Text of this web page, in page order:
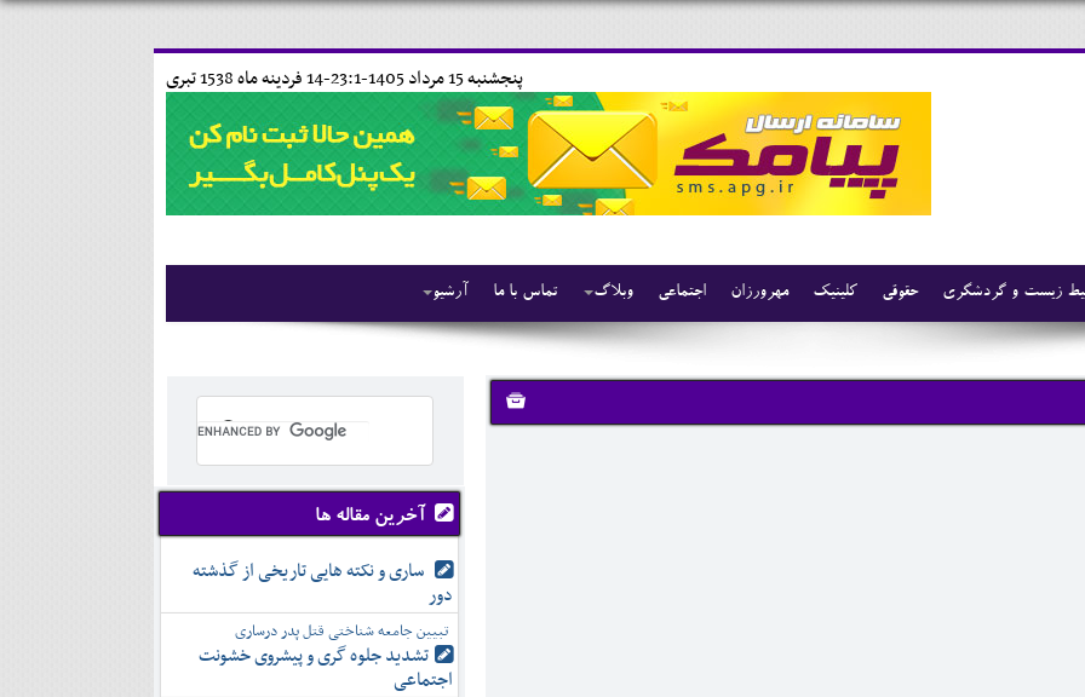
14 فردينه ماه 1538 تبری پنجشنبه 15 مرداد 1405-23:1-
آرشیو تماس با ما وبلاگ اجتماعی مهرورزان کلینیک حقوقی زیست و گردشگری
آخرین مقاله ها
ساری و نکته هایی تاریخی از گذشته
دور
تبیین جامعه شناختی قتل پدر درساری
تشدید جلوه‌ گری و پیشروی خشونت
اجتماعی